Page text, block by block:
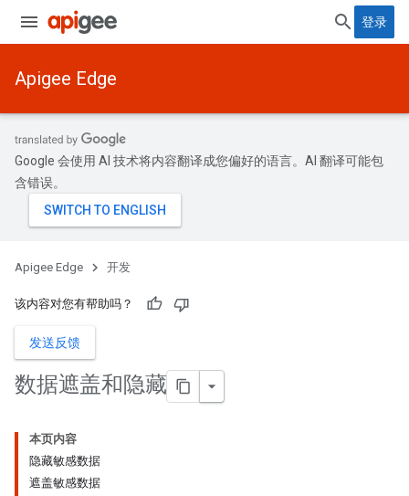
登录
Apigee Edge
Google 会使用 AI 技术将内容翻译成您偏好的语言。AI 翻译可能包
含错误。
Apigee Edge 开发
该内容对您有帮助吗？
发送反馈
数据遮盖和隐藏
本页内容
隐藏敏感数据
遮盖敏感数据